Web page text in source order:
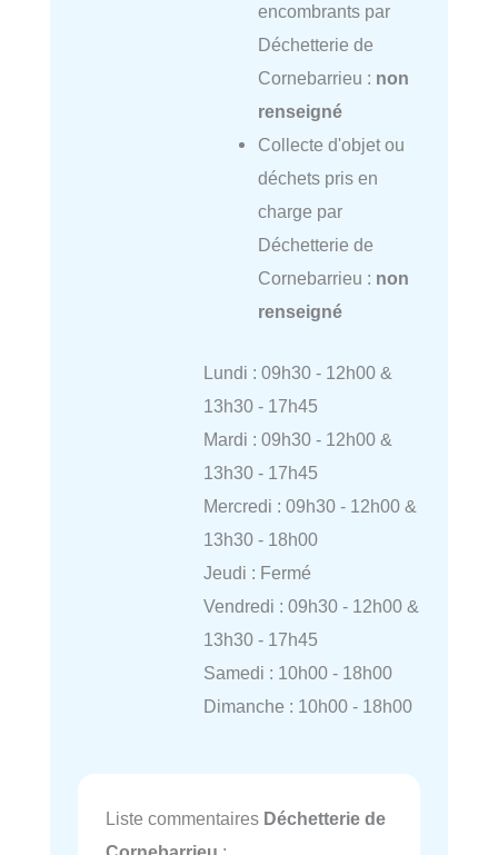
encombrants par
Déchetterie de
Cornebarrieu : non
renseigné
Collecte d'objet ou
déchets pris en
charge par
Déchetterie de
Cornebarrieu : non
renseigné
Lundi : 09h30 - 12h00 &
13h30 - 17h45
Mardi : 09h30 - 12h00 &
13h30 - 17h45
Mercredi : 09h30 - 12h00 &
13h30 - 18h00
Jeudi : Fermé
Vendredi : 09h30 - 12h00 &
13h30 - 17h45
Samedi : 10h00 - 18h00
Dimanche : 10h00 - 18h00
Liste commentaires Déchetterie de